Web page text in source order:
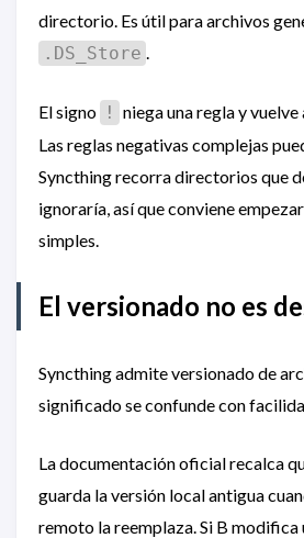
directorio. Es útil para archivos
.DS_Store .
El signo ! niega una regla y
Las reglas negativas complejas
Syncthing recorra directorios que
ignoraría, así que conviene
simples.
El versionado no es
Syncthing admite versionado de
significado se confunde con
La documentación oficial recalca
guarda la versión local antigua
remoto la reemplaza. Si B modifica